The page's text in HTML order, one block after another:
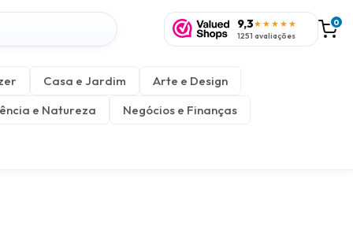
9,3★★★★★
1251 avaliações
0
Casa e Jardim
Arte e Design
e Natureza
Negócios e Finanças